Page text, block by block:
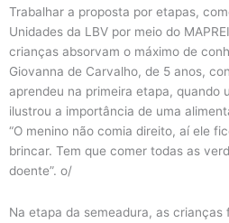
Trabalhar a proposta por etapas,
Unidades da LBV por meio do
crianças absorvam o máximo de
Giovanna de Carvalho, de 5 anos,
aprendeu na primeira etapa, quando
ilustrou a importância de uma
“O menino não comia direito, aí ele
brincar. Tem que comer todas as
doente”. o/
Na etapa da semeadura, as